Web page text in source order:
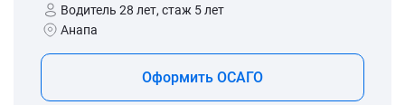
Водитель 28 лет, стаж 5 лет
Анапа
Оформить ОСАГО